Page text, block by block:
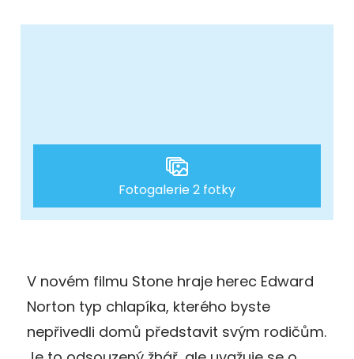
Fotogalerie 2 fotky
V novém filmu Stone hraje herec Edward
Norton typ chlapíka, kterého byste
nepřivedli domů představit svým rodičům.